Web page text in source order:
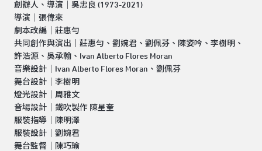
創辦人、導演｜吳忠良 (1973-2021)
導演｜張偉來
劇本改編｜莊惠勻
共同創作與演出｜莊惠勻、劉婉君、劉佩芬、陳姿吟、李樹明、
許浩源、吳承翰、Ivan Alberto Flores Moran
音樂設計｜Ivan Alberto Flores Moran、劉佩芬
舞台設計｜李樹明
燈光設計｜周雅文
音場設計｜鐵吹製作 陳星奎
服裝指導｜陳明澤
服裝設計｜劉婉君
舞台監督｜陳巧瑜